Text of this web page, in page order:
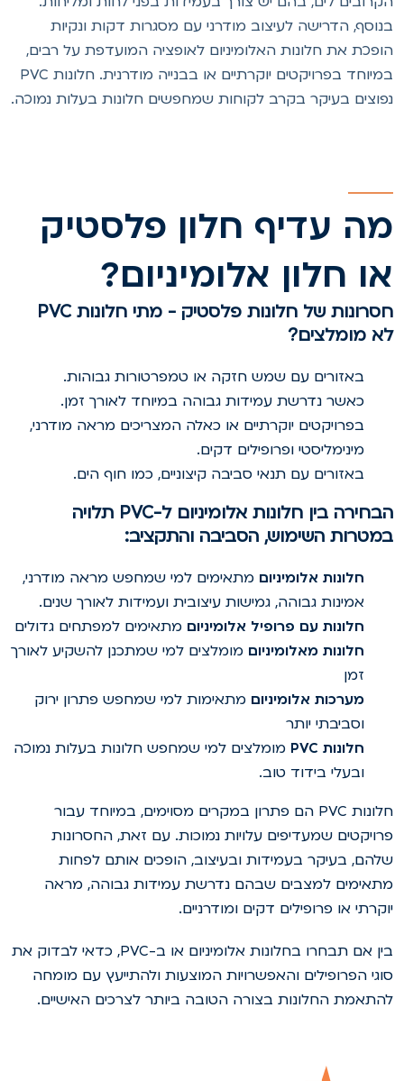
הדרישה לעיצוב מודרני עם מסגרות דקות ונקיות
את חלונות האלומיניום לאופציה המועדפת על רבים,
במיוחד בפרויקטים יוקרתיים או בבנייה מודרנית. חלונות PVC
בעיקר בקרב לקוחות שמחפשים חלונות בעלות נמוכה.
עדיף חלון פלסטיק
חלון אלומיניום?
חסרונות של חלונות פלסטיק - מתי חלונות PVC
מומלצים?
באזורים עם שמש חזקה או טמפרטורות גבוהות.
כאשר נדרשת עמידות גבוהה במיוחד לאורך זמן.
בפרויקטים יוקרתיים או כאלה המצריכים מראה מודרני,
מינימליסטי ופרופילים דקים.
באזורים עם תנאי סביבה קיצוניים, כמו חוף הים.
הבחירה בין חלונות אלומיניום ל-PVC תלויה
השימוש, הסביבה והתקציב:
חלונות אלומיניוםמתאימים למי שמחפש מראה מודרני,
אמינות גבוהה, גמישות עיצובית ועמידות לאורך שנים.
חלונות עם פרופיל אלומיניוםמתאימים למפתחים גדולים
חלונות מאלומיניוםמומלצים למי שמתכנן להשקיע לאורך
זמן
מערכות אלומיניוםמתאימות למי שמחפש פתרון ירוק
וסביבתי יותר
חלונות PVC
מומלצים למי שמחפש חלונות בעלות נמוכה
ובעלי בידוד טוב.
חלונות PVC הם פתרון במקרים מסוימים, במיוחד עבור
שמעדיפים עלויות נמוכות. עם זאת, החסרונות
בעיקר בעמידות ובעיצוב, הופכים אותם לפחות
למצבים שבהם נדרשת עמידות גבוהה, מראה
או פרופילים דקים ומודרניים.
בין אם תבחרו בחלונות אלומיניום או ב-PVC, כדאי לבדוק את
הפרופילים והאפשרויות המוצעות ולהתייעץ עם מומחה
החלונות בצורה הטובה ביותר לצרכים האישיים.